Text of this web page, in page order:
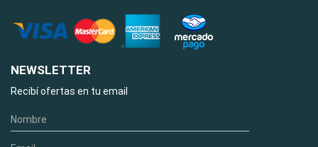
NEWSLETTER
Recibí ofertas en tu email